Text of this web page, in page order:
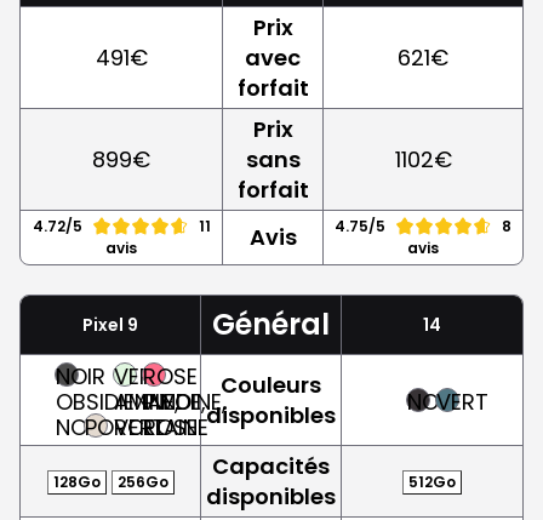
491€
Prix
avec
forfait
621€
899€
Prix
sans
forfait
1102€
4.72/5
11
avis
Avis 4.75/5
8
avis
Pixel 9 Général 14
NOIR
OBSIDIENNE,
NOIRPORCELAINE
VERT
AMANDE,
VERT
ROSE
PIVOINE,
ROSE
Couleurs
disponibles
NOIRVERT
128Go 256Go
Capacités
disponibles
512Go